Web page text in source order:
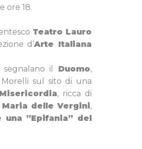
ore 18.
Teatro Lauro
d’Arte Italiana
il Duomo,
Morelli sul sito di una
, ricca di
Maria delle Vergini,
una ”Epifania” del